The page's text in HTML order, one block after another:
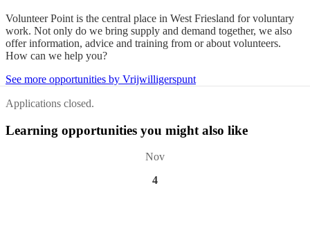
Volunteer Point is the central place in West Friesland for voluntary
work. Not only do we bring supply and demand together, we also
offer information, advice and training from or about volunteers.
How can we help you?
See more opportunities by Vrijwilligerspunt
Applications closed.
Learning opportunities you might also like
Nov
4